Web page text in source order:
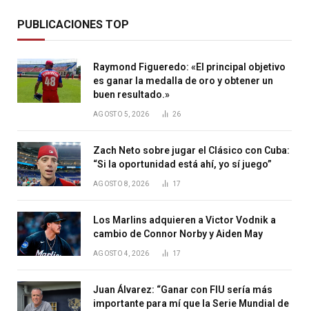
PUBLICACIONES TOP
Raymond Figueredo: «El principal objetivo
es ganar la medalla de oro y obtener un
buen resultado.»
AGOSTO 5, 2026 26
Zach Neto sobre jugar el Clásico con Cuba:
“Si la oportunidad está ahí, yo sí juego”
AGOSTO 8, 2026 17
Los Marlins adquieren a Victor Vodnik a
cambio de Connor Norby y Aiden May
AGOSTO 4, 2026 17
Juan Álvarez: “Ganar con FIU sería más
importante para mí que la Serie Mundial de